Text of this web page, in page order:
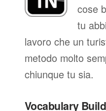
cose
tu
lavoro che un
metodo molto
chiunque tu sia.
Vocabulary